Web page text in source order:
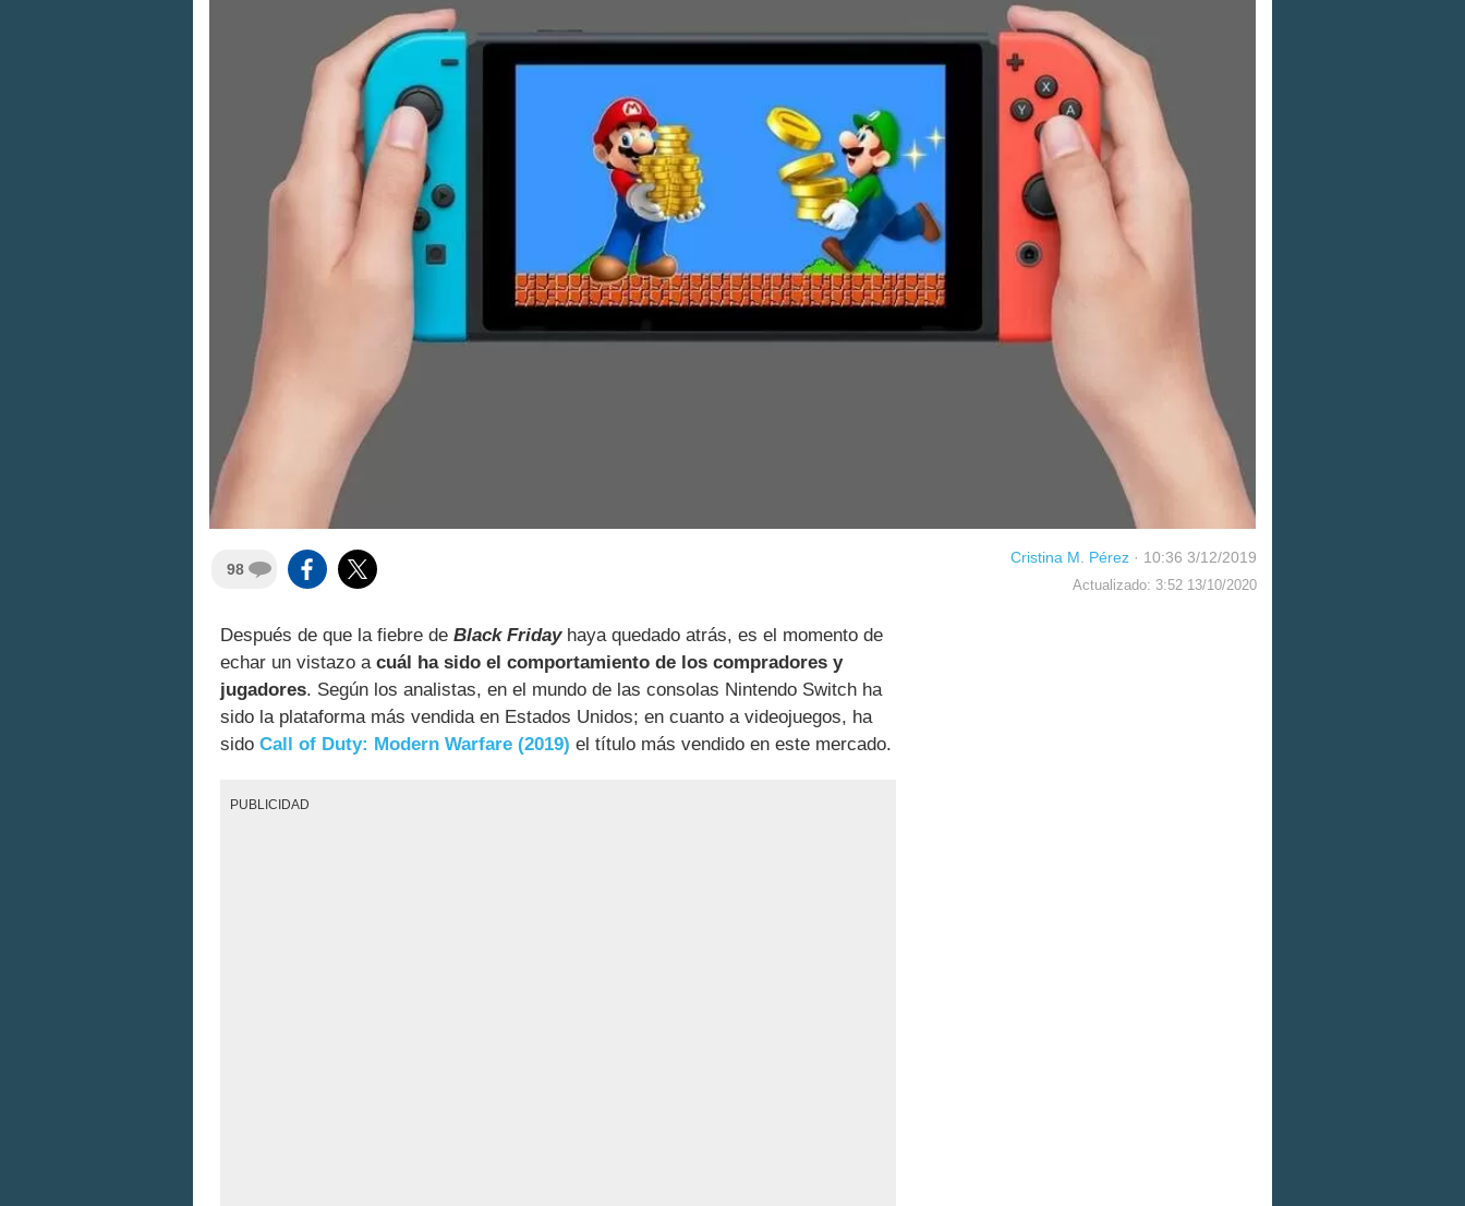
98
Cristina M. Pérez · 10:36 3/12/2019
Actualizado: 3:52 13/10/2020
Después de que la fiebre de Black Fridayhaya quedado atrás, es el momento de
echar un vistazo a cuál ha sido el comportamiento de los compradores y
jugadores. Según los analistas, en el mundo de las consolas Nintendo Switch ha
sido la plataforma más vendida en Estados Unidos; en cuanto a videojuegos, ha
sido Call of Duty: Modern Warfare (2019) el título más vendido en este mercado.
PUBLICIDAD